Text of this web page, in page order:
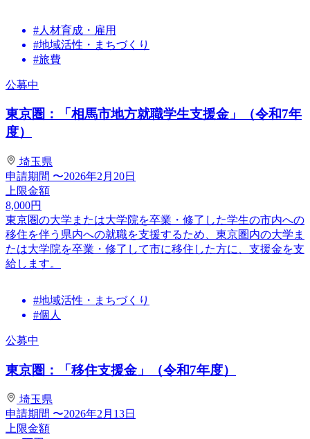
#人材育成・雇用
#地域活性・まちづくり
#旅費
公募中
東京圏：「相馬市地方就職学生支援金」（令和7年
度）
埼玉県
申請期間 〜2026年2月20日
上限金額
8,000円
東京圏の大学または大学院を卒業・修了した学生の市内への
移住を伴う県内への就職を支援するため、東京圏内の大学ま
たは大学院を卒業・修了して市に移住した方に、支援金を支
給します。
#地域活性・まちづくり
#個人
公募中
東京圏：「移住支援金」（令和7年度）
埼玉県
申請期間 〜2026年2月13日
上限金額